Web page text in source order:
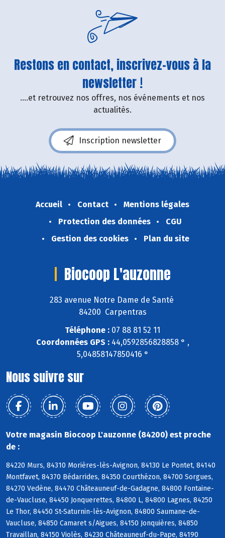
Restons en contact, inscrivez-vous à la
newsletter !
....et retrouvez nos offres, nos événements et nos
actualités.
Inscription newsletter
Accueil Contact
Mentions légales
Protection des données
CGU
Gestion des cookies
Plan du site
Biocoop L'auzonne
283 avenue Notre Dame de Santé
84200 Carpentras
Téléphone : 07 88 81 52 11
Coordonnées GPS :44,0592856828858 ° ,
5,04858147850416 °
Nous suivre sur
Votre magasin Biocoop L'auzonne (84200) est proche
de :
84220 Murs, 84310 Morières-lès-Avignon, 84130 Le Pontet, 84140
Montfavet, 84370 Bédarrides, 84350 Courthézon, 84700 Sorgues,
84270 Vedène, 84470 Châteauneuf-de-Gadagne, 84800 Fontaine-
de-Vaucluse, 84450 Jonquerettes, 84800 L, 84800 Lagnes, 84250
Le Thor, 84450 St-Saturnin-lès-Avignon, 84800 Saumane-de-
Vaucluse, 84850 Camaret s/Aigues, 84150 Jonquières, 84850
Travaillan, 84150 Violès, 84230 Châteauneuf-du-Pape, 84190